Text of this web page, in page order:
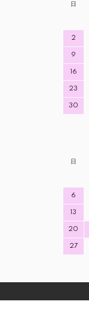
日
2
9
16
23
30
日
6
13
20
27